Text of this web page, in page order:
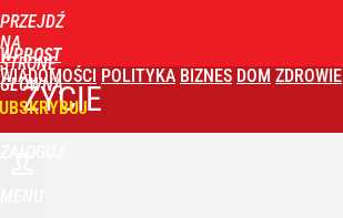
PRZEJDŹ
NA
STRONĘ
GŁÓWNĄ
WPROST
WIADOMOŚCI POLITYKA BIZNES DOM ZDROWIE
ŻYCIE